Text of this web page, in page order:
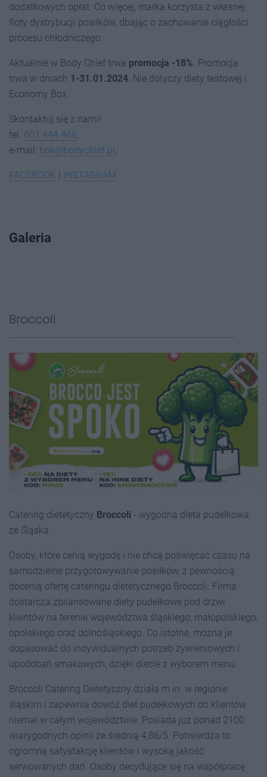
dodatkowych opłat. Co więcej, marka korzysta z własnej
floty dystrybucji posiłków, dbając o zachowanie ciągłości
procesu chłodniczego.
Aktualnie w Body Chief trwa promocja -18% . Promocja
trwa w dniach 1-31.01.2024 . Nie dotyczy diety testowej i
Economy Box.
Skontaktuj się z nami!
tel. 601 444 466
e-mail: bok@bodychief.pl
FACEBOOK | INSTAGRAM
Galeria
Broccoli
Catering dietetyczny Broccoli - wygodna dieta pudełkowa
ze Śląska
Osoby, które cenią wygodę i nie chcą poświęcać czasu na
samodzielne przygotowywanie posiłków, z pewnością
docenią ofertę cateringu dietetycznego Broccoli. Firma
dostarcza zbilansowane diety pudełkowe pod drzwi
klientów na terenie województwa śląskiego, małopolskiego,
opolskiego oraz dolnośląskiego. Co istotne, można je
dopasować do indywidualnych potrzeb żywieniowych i
upodobań smakowych, dzięki diecie z wyborem menu.
Broccoli Catering Dietetyczny działa m.in. w regionie
śląskim i zapewnia dowóz diet pudełkowych do klientów
niemal w całym województwie. Posiada już ponad 2100
wiarygodnych opinii ze średnią 4,86/5. Potwierdza to
ogromną satysfakcję klientów i wysoką jakość
serwowanych dań. Osoby decydujące się na współpracę